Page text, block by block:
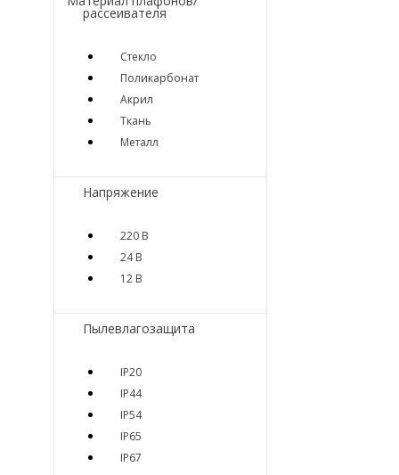
рассеивателя
Стекло
Поликарбонат
Акрил
Ткань
Металл
Напряжение
220 В
24 В
12 В
Пылевлагозащита
IP20
IP44
IP54
IP65
IP67